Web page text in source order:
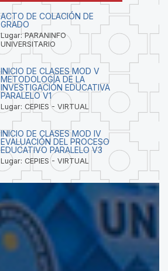
ACTO DE COLACIÓN DE
GRADO
Lugar: PARANINFO
UNIVERSITARIO
INICIO DE CLASES MOD V
METODOLOGÍA DE LA
INVESTIGACIÓN EDUCATIVA
PARALELO V1
Lugar: CEPIES - VIRTUAL
INICIO DE CLASES MOD IV
EVALUACIÓN DEL PROCESO
EDUCATIVO PARALELO V3
Lugar: CEPIES - VIRTUAL